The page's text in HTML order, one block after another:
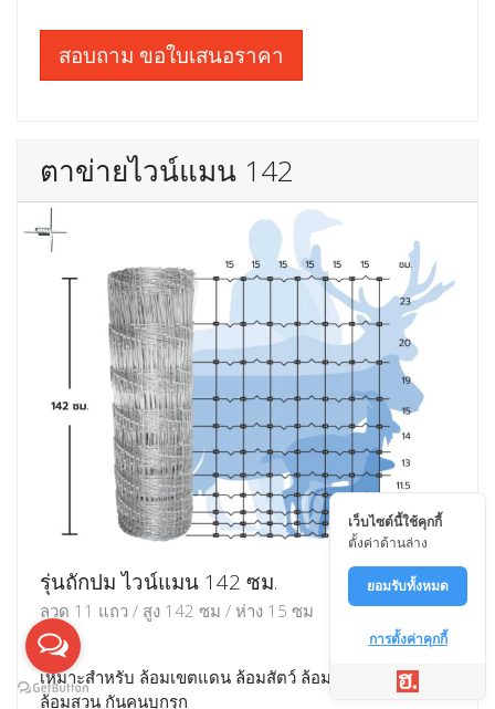
สอบถาม ขอใบเสนอราคา
ตาข่ายไวน์แมน 142
รุ่นถักปม ไวน์แมน 142 ซม.
ลวด 11 แถว / สูง 142 ซม / ห่าง 15 ซม
เหมาะสำหรับ ล้อมเขตแดน ล้อมสัตว์ ล้อมพื้นที่ ล้อมบ้าน
ล้อมสวน กันคนบุกรุก
เว็บไซต์นี้ใช้คุกกี้
ตั้งค่าด้านล่าง
ยอมรับทั้งหมด
การตั้งค่าคุกกี้